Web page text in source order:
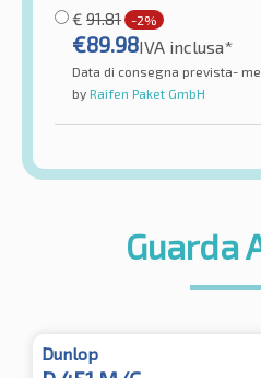
€ 91.81 -2%
€89.98IVA inclusa*
Data di consegna prevista-
by Raifen Paket GmbH
Guarda
Dunlop